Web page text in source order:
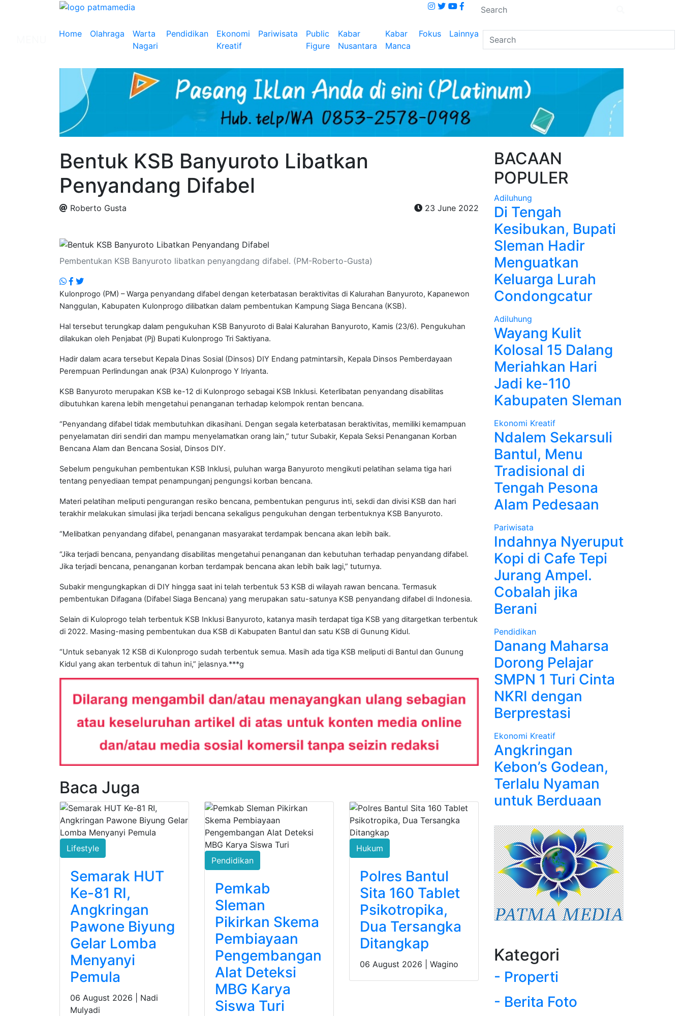
Home Olahraga
Warta
Nagari
Pendidikan
Ekonomi
Kreatif
Pariwisata
Public
Figure
Kabar
Nusantara
Kabar
Manca
Fokus Lainnya
Bentuk KSB Banyuroto Libatkan
Penyandang Difabel
Roberto Gusta
23 June 2022
Pembentukan KSB Banyuroto libatkan penyangdang difabel. (PM-Roberto-Gusta)
Kulonprogo (PM) – Warga penyandang difabel dengan keterbatasan beraktivitas di Kalurahan Banyuroto, Kapanewon
Nanggulan, Kabupaten Kulonprogo dilibatkan dalam pembentukan Kampung Siaga Bencana (KSB).
Hal tersebut terungkap dalam pengukuhan KSB Banyuroto di Balai Kalurahan Banyuroto, Kamis (23/6). Pengukuhan
dilakukan oleh Penjabat (Pj) Bupati Kulonprogo Tri Saktiyana.
Hadir dalam acara tersebut Kepala Dinas Sosial (Dinsos) DIY Endang patmintarsih, Kepala Dinsos Pemberdayaan
Perempuan Perlindungan anak (P3A) Kulonprogo Y Iriyanta.
KSB Banyuroto merupakan KSB ke-12 di Kulonprogo sebagai KSB Inklusi. Keterlibatan penyandang disabilitas
dibutuhkan karena lebih mengetahui penanganan terhadap kelompok rentan bencana.
“Penyandang difabel tidak membutuhkan dikasihani. Dengan segala keterbatasan beraktivitas, memiliki kemampuan
penyelamatan diri sendiri dan mampu menyelamatkan orang lain,” tutur Subakir, Kepala Seksi Penanganan Korban
Bencana Alam dan Bencana Sosial, Dinsos DIY.
Sebelum pengukuhan pembentukan KSB Inklusi, puluhan warga Banyuroto mengikuti pelatihan selama tiga hari
tentang penyediaan tempat penampunganj pengungsi korban bencana.
Materi pelatihan meliputi pengurangan resiko bencana, pembentukan pengurus inti, sekdi dan divisi KSB dan hari
terakhir melakukan simulasi jika terjadi bencana sekaligus pengukuhan dengan terbentuknya KSB Banyuroto.
“Melibatkan penyandang difabel, penanganan masyarakat terdampak bencana akan lebih baik.
“Jika terjadi bencana, penyandang disabilitas mengetahui penanganan dan kebutuhan terhadap penyandang difabel.
Jika terjadi bencana, penanganan korban terdampak bencana akan lebih baik lagi,” tuturnya.
Subakir mengungkapkan di DIY hingga saat ini telah terbentuk 53 KSB di wilayah rawan bencana. Termasuk
pembentukan Difagana (Difabel Siaga Bencana) yang merupakan satu-satunya KSB penyandang difabel di Indonesia.
Selain di Kuloprogo telah terbentuk KSB Inklusi Banyuroto, katanya masih terdapat tiga KSB yang ditargetkan terbentuk
di 2022. Masing-masing pembentukan dua KSB di Kabupaten Bantul dan satu KSB di Gunung Kidul.
“Untuk sebanyak 12 KSB di Kulonprogo sudah terbentuk semua. Masih ada tiga KSB meliputi di Bantul dan Gunung
Kidul yang akan terbentuk di tahun ini,” jelasnya.***g
Baca Juga
Lifestyle
Semarak HUT
Ke-81 RI,
Angkringan
Pawone Biyung
Gelar Lomba
Menyanyi
Pemula
06 August 2026 | Nadi
Mulyadi
Pendidikan
Pemkab
Sleman
Pikirkan Skema
Pembiayaan
Pengembangan
Alat Deteksi
MBG Karya
Siswa Turi
Hukum
Polres Bantul
Sita 160 Tablet
Psikotropika,
Dua Tersangka
Ditangkap
06 August 2026 | Wagino
BACAAN
POPULER
Adiluhung
Di Tengah
Kesibukan, Bupati
Sleman Hadir
Menguatkan
Keluarga Lurah
Condongcatur
Adiluhung
Wayang Kulit
Kolosal 15 Dalang
Meriahkan Hari
Jadi ke-110
Kabupaten Sleman
Ekonomi Kreatif
Ndalem Sekarsuli
Bantul, Menu
Tradisional di
Tengah Pesona
Alam Pedesaan
Pariwisata
Indahnya Nyeruput
Kopi di Cafe Tepi
Jurang Ampel.
Cobalah jika
Berani
Pendidikan
Danang Maharsa
Dorong Pelajar
SMPN 1 Turi Cinta
NKRI dengan
Berprestasi
Ekonomi Kreatif
Angkringan
Kebon’s Godean,
Terlalu Nyaman
untuk Berduaan
Kategori
- Properti
- Berita Foto